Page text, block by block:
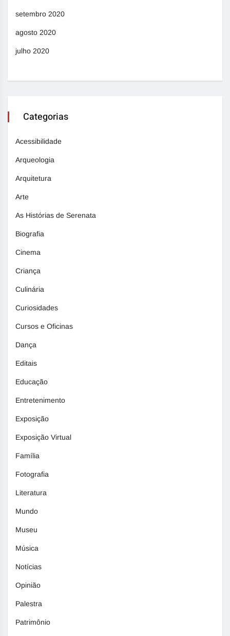
setembro 2020
agosto 2020
julho 2020
Categorias
Acessibilidade
Arqueologia
Arquitetura
Arte
As Histórias de Serenata
Biografia
Cinema
Criança
Culinária
Curiosidades
Cursos e Oficinas
Dança
Editais
Educação
Entretenimento
Exposição
Exposição Virtual
Família
Fotografia
Literatura
Mundo
Museu
Música
Notícias
Opinião
Palestra
Patrimônio